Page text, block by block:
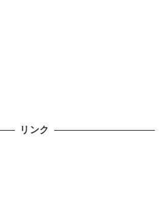
リンク